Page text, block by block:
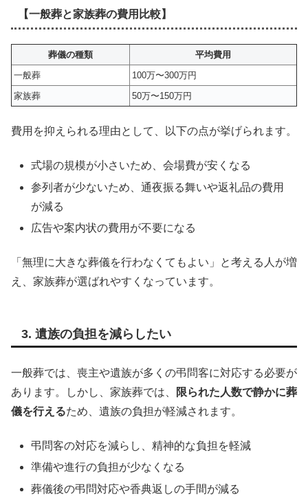
【一般葬と家族葬の費用比較】
葬儀の種類
平均費用
一般葬
100万〜300万円
家族葬
50万〜150万円
費用を抑えられる理由として、以下の点が挙げられます。
式場の規模が小さいため、会場費が安くなる
参列者が少ないため、通夜振る舞いや返礼品の費用
が減る
広告や案内状の費用が不要になる
「無理に大きな葬儀を行わなくてもよい」と考える人が増
え、家族葬が選ばれやすくなっています。
3. 遺族の負担を減らしたい
一般葬では、喪主や遺族が多くの弔問客に対応する必要が
あります。しかし、家族葬では、
限られた人数で静かに葬
儀を行えるため、遺族の負担が軽減されます。
弔問客の対応を減らし、精神的な負担を軽減
準備や進行の負担が少なくなる
葬儀後の弔問対応や香典返しの手間が減る